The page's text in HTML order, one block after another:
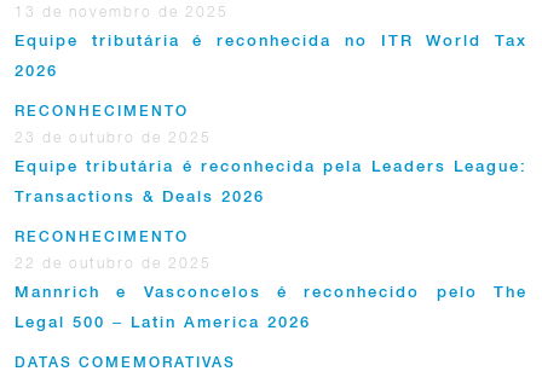
13 de novembro de 2025
Equipe tributária é reconhecida no ITR World Tax
2026
RECONHECIMENTO
23 de outubro de 2025
Equipe tributária é reconhecida pela Leaders League:
Transactions & Deals 2026
RECONHECIMENTO
22 de outubro de 2025
Mannrich e Vasconcelos é reconhecido pelo The
Legal 500 – Latin America 2026
DATAS COMEMORATIVAS